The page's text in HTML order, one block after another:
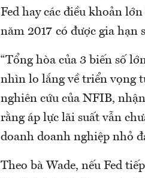
Fed hay các điều khoản
năm 2017 có được gia hạn
“Tổng hòa của 3 biến số
nhìn lo lắng về triển vọng
nghiên cứu của NFIB,
rằng áp lực lãi suất vẫn
doanh doanh nghiệp nhỏ
Theo bà Wade, nếu Fed